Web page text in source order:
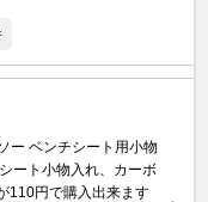
ー ベンチシート用小物
ート小物入れ、カーボ
110円で購入出来ます